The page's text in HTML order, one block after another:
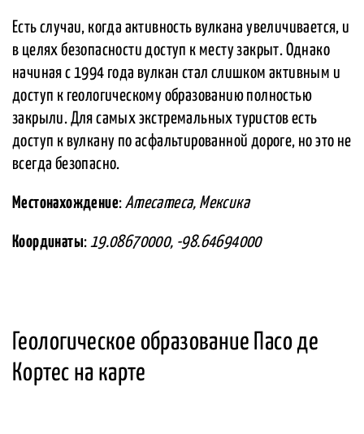
Есть случаи, когда активность вулкана увеличивается, и
в целях безопасности доступ к месту закрыт. Однако
начиная с 1994 года вулкан стал слишком активным и
доступ к геологическому образованию полностью
закрыли. Для самых экстремальных туристов есть
доступ к вулкану по асфальтированной дороге, но это не
всегда безопасно.
Местонахождение: Amecameca, Мексика
Координаты: 19.08670000, -98.64694000
Геологическое образование Пасо де
Кортес на карте